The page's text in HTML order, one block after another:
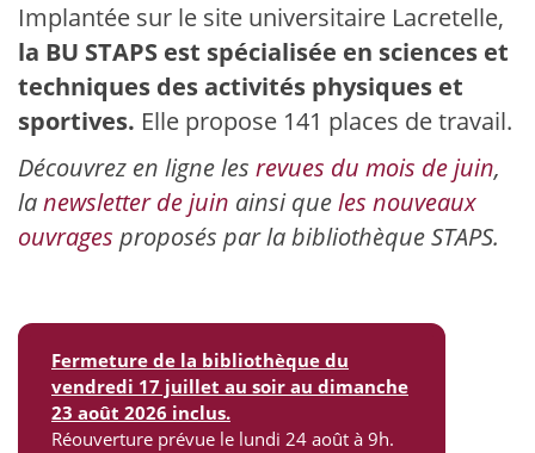
Implantée sur le site universitaire Lacretelle,
la BU STAPS est spécialisée en sciences et
techniques des activités physiques et
sportives. Elle propose 141 places de travail.
Découvrez en ligne les revues du mois de juin,
lanewsletter de juin ainsi queles nouveaux
ouvrages proposés par la bibliothèque STAPS.
Fermeture de la bibliothèque du
vendredi 17 juillet au soir au dimanche
23 août 2026 inclus.
Réouverture prévue le lundi 24 août à 9h.